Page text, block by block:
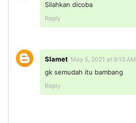
Silahkan dicoba
Reply
Slamet May 5, 2021 at 9:13 AM
gk semudah itu bambang
Reply